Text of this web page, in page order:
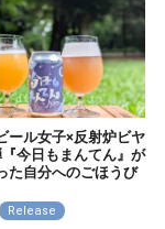
ール女子×反射炉ビヤ
今日もまんてん』が
た自分へのごほうび
Release